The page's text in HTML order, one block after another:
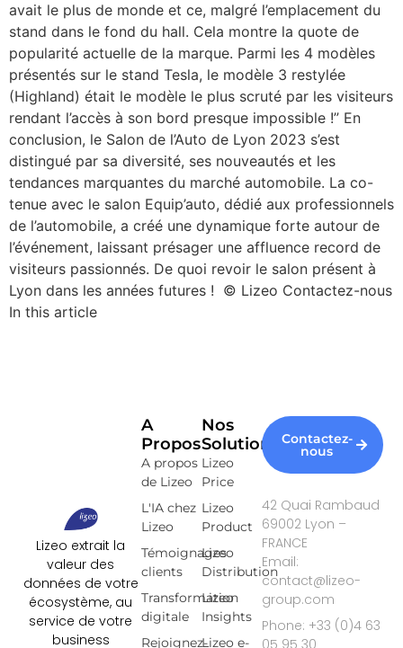
avait le plus de monde et ce, malgré l’emplacement du
stand dans le fond du hall. Cela montre la quote de
popularité actuelle de la marque. Parmi les 4 modèles
présentés sur le stand Tesla, le modèle 3 restylée
(Highland) était le modèle le plus scruté par les visiteurs
rendant l’accès à son bord presque impossible !” En
conclusion, le Salon de l’Auto de Lyon 2023 s’est
distingué par sa diversité, ses nouveautés et les
tendances marquantes du marché automobile. La co-
tenue avec le salon Equip’auto, dédié aux professionnels
de l’automobile, a créé une dynamique forte autour de
l’événement, laissant présager une affluence record de
visiteurs passionnés. De quoi revoir le salon présent à
Lyon dans les années futures ! © Lizeo Contactez-nous
In this article
Lizeo extrait la
valeur des
données de votre
écosystème, au
service de votre
business
Nos
Solutions
Lizeo
Price
Lizeo
Product
Lizeo
Distribution
Lizeo
Insights
Lizeo e-
A
Propos
A propos
de Lizeo
L'IA chez
Lizeo
Témoignages
clients
Transformation
digitale
Rejoignez-
Contactez-
nous
42 Quai Rambaud
69002 Lyon –
FRANCE
Email:
contact@lizeo-
group.com
Phone: +33 (0)4 63
05 95 30